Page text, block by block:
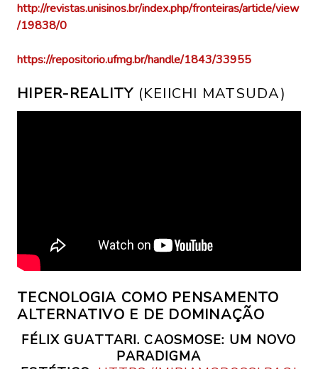
http://revistas.unisinos.br/index.php/fronteiras/article/view
/19838/0
https://repositorio.ufmg.br/handle/1843/33955
HIPER-REALITY (KEIICHI MATSUDA)
TECNOLOGIA COMO PENSAMENTO
ALTERNATIVO E DE DOMINAÇÃO
FÉLIX GUATTARI. CAOSMOSE: UM NOVO
PARADIGMA